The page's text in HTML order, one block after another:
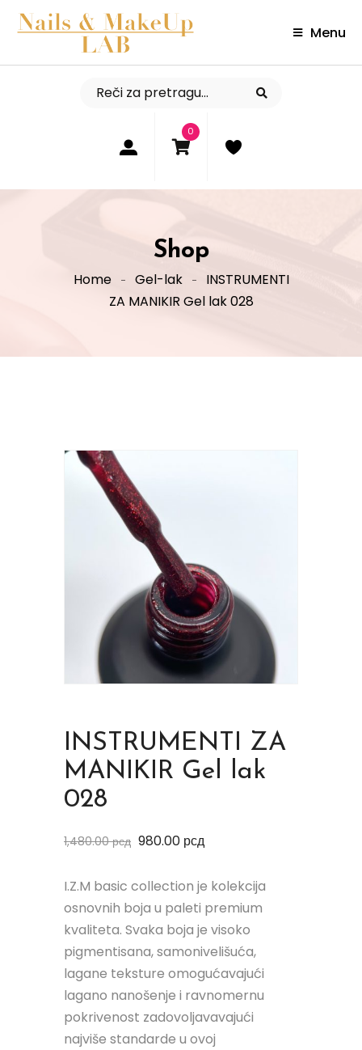
Menu
0
Shop
Home Gel-lak
INSTRUMENTI
ZA MANIKIR Gel lak 028
INSTRUMENTI ZA
MANIKIR Gel lak
028
1,480.00рсд 980.00 рсд
I.Z.M basic collection je kolekcija
osnovnih boja u paleti premium
kvaliteta. Svaka boja je visoko
pigmentisana, samonivelišuća,
lagane teksture omogućavajući
lagano nanošenje i ravnomernu
pokrivenost zadovoljavavajući
najviše standarde u ovoj